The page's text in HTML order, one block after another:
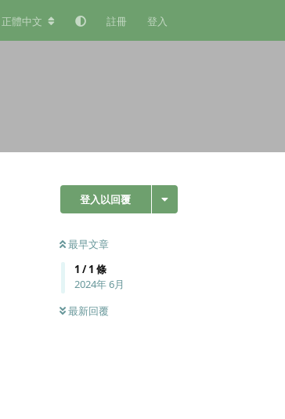
正體中文 註冊 登入
登入以回覆
最早文章
1 /1 條
2024年 6月
最新回覆